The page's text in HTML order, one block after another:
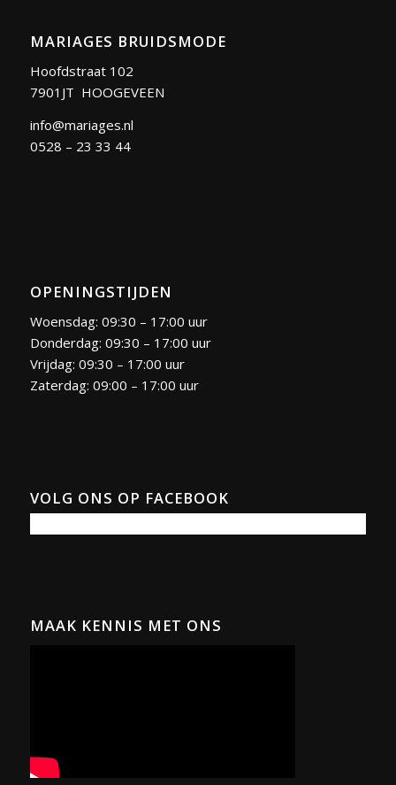
MARIAGES BRUIDSMODE
Hoofdstraat 102
7901JT HOOGEVEEN
info@mariages.nl
0528 – 23 33 44
OPENINGSTIJDEN
Woensdag: 09:30 – 17:00 uur
Donderdag: 09:30 – 17:00 uur
Vrijdag: 09:30 – 17:00 uur
Zaterdag: 09:00 – 17:00 uur
VOLG ONS OP FACEBOOK
MAAK KENNIS MET ONS